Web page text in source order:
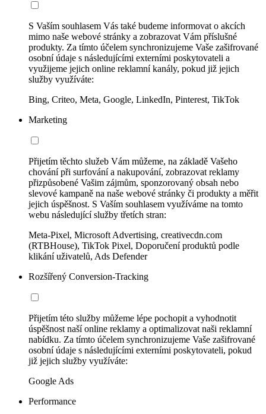
S Vaším souhlasem Vás také budeme informovat o akcích
mimo naše webové stránky a zobrazovat Vám příslušné
produkty. Za tímto účelem synchronizujeme Vaše zašifrované
osobní údaje s následujícími externími poskytovateli a
využijeme jejich online reklamní kanály, pokud již jejich
služby využíváte:
Bing, Criteo, Meta, Google, LinkedIn, Pinterest, TikTok
Marketing
Přijetím těchto služeb Vám můžeme, na základě Vašeho
chování při surfování a nakupování, zobrazovat reklamy
přizpůsobené Vašim zájmům, sponzorovaný obsah nebo
slevové kampaně na naše webové stránky či produkty a měřit
jejich úspěšnost. S Vaším souhlasem využíváme na tomto
webu následující služby třetích stran:
Meta-Pixel, Microsoft Advertising, creativecdn.com
(RTBHouse), TikTok Pixel, Doporučení produktů podle
klikání uživatelů, Ads Defender
Rozšířený Conversion-Tracking
Přijetím této služby můžeme lépe pochopit a vyhodnotit
úspěšnost naší online reklamy a optimalizovat naši reklamní
nabídku. Za tímto účelem synchronizujeme Vaše zašifrované
osobní údaje s následujícími externími poskytovateli, pokud
již jejich služby využíváte:
Google Ads
Performance